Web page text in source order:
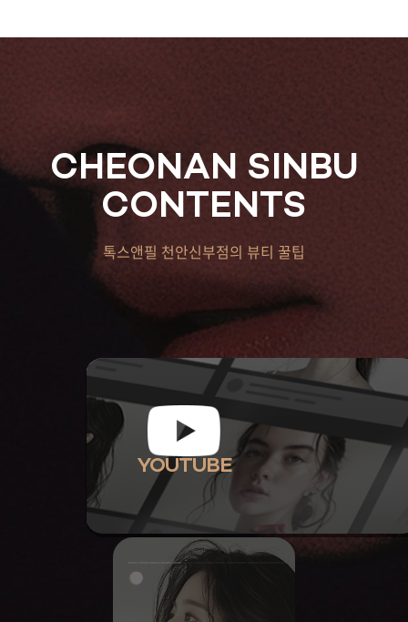
CHEONAN SINBU
CONTENTS
톡스앤필 천안신부점의 뷰티 꿀팁
YOUTUBE